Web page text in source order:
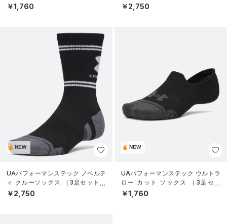
ニング/UNISEX）
￥1,760
（トレーニング/UNISEX）
￥2,750
NEW
UAパフォーマンステック ノベルテ
ィ クルーソックス （3足セット）
（トレーニング/UNISEX）
￥2,750
NEW
UAパフォーマンステック ウルトラ
ロー カット ソックス （3足セッ
ト）（トレーニング/UNISEX）
￥1,760